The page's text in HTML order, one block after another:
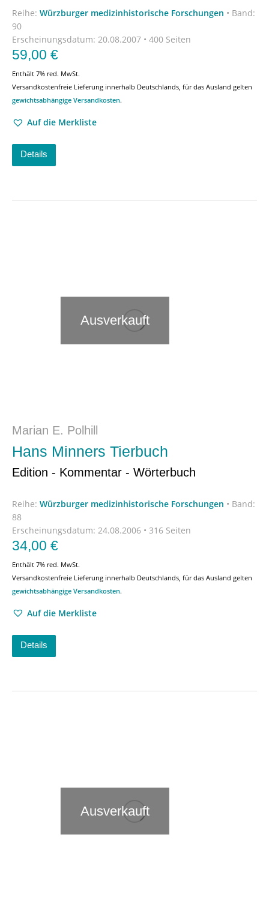
Reihe: Würzburger medizinhistorische Forschungen • Band:
90
Erscheinungsdatum: 20.08.2007 • 400 Seiten
59,00 €
Enthält 7% red. MwSt.
Versandkostenfreie Lieferung innerhalb Deutschlands, für das Ausland gelten
gewichtsabhängige Versandkosten.
Auf die Merkliste
Details
Ausverkauft
Marian E. Polhill
Hans Minners Tierbuch
Edition - Kommentar - Wörterbuch
Reihe: Würzburger medizinhistorische Forschungen • Band:
88
Erscheinungsdatum: 24.08.2006 • 316 Seiten
34,00 €
Enthält 7% red. MwSt.
Versandkostenfreie Lieferung innerhalb Deutschlands, für das Ausland gelten
gewichtsabhängige Versandkosten.
Auf die Merkliste
Details
Ausverkauft